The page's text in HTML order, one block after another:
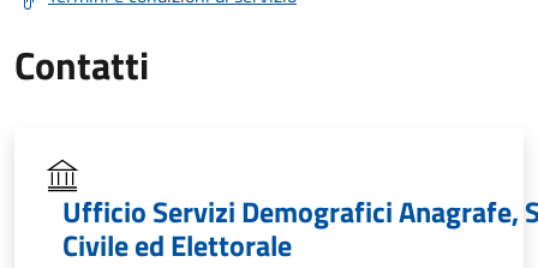
Contatti
Ufficio Servizi Demografici Anagrafe,
Civile ed Elettorale